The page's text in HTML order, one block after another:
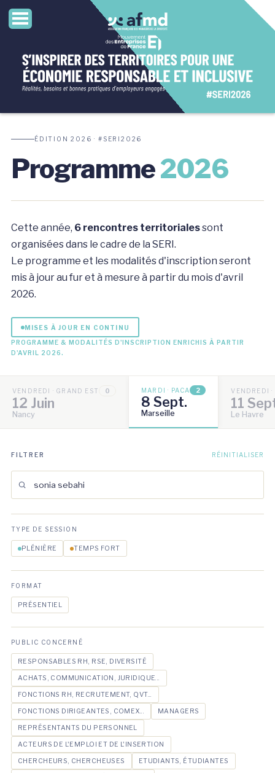
ÉDITION 2026 · #SERI2026
Programme2026
Cette année, 6 rencontres territorialessont
organisées dans le cadre de la SERI.
Le programme et les modalités d'inscription seront
mis à jour au fur et à mesure à partir du mois d'avril
2026.
MISES À JOUR EN CONTINU
PROGRAMME & MODALITÉS D'INSCRIPTION ENRICHIS À PARTIR
D'AVRIL 2026.
VENDREDI · GRAND EST 0
12 Juin
Nancy
MARDI · PACA 2
8 Sept.
Marseille
VENDREDI
11
Le Havre
FILTRER RÉINITIALISER
TYPE DE SESSION
PLÉNIÈRE TEMPS FORT
FORMAT
PRÉSENTIEL
PUBLIC CONCERNÉ
RESPONSABLES RH, RSE, DIVERSITÉ
ACHATS, COMMUNICATION, JURIDIQUE...
FONCTIONS RH, RECRUTEMENT, QVT...
FONCTIONS DIRIGEANTES, COMEX... MANAGERS
REPRÉSENTANTS DU PERSONNEL
ACTEURS DE L'EMPLOI ET DE L'INSERTION
CHERCHEURS, CHERCHEUSES ETUDIANTS, ÉTUDIANTES